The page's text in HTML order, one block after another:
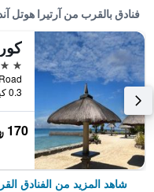
فنادق بالقرب من آرتيرا هوتل
3 نجوم
0.3 كيلومتر عن وسط المدينة
170 ﷼
شاهد المزيد من الفنادق